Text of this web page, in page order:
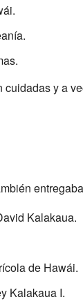
y a
Kalakaua.
de Hawái.
Kalakaua I.